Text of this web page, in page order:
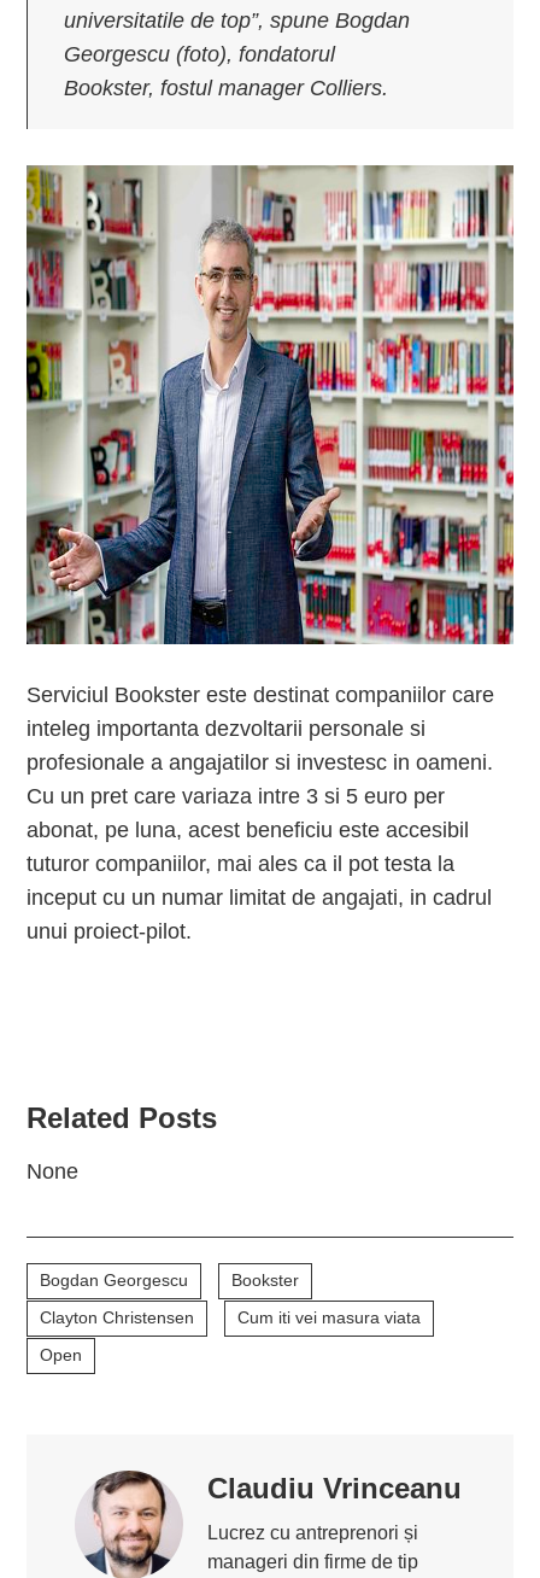
universitatile de top”, spune Bogdan
Georgescu (foto), fondatorul
Bookster, fostul manager Colliers.
Serviciul Bookster este destinat companiilor care
inteleg importanta dezvoltarii personale si
profesionale a angajatilor si investesc in oameni.
Cu un pret care variaza intre 3 si 5 euro per
abonat, pe luna, acest beneficiu este accesibil
tuturor companiilor, mai ales ca il pot testa la
inceput cu un numar limitat de angajati, in cadrul
unui proiect-pilot.
Related Posts
None
Bogdan Georgescu
Bookster
Clayton Christensen
Cum iti vei masura viata
Open
Claudiu Vrinceanu
Lucrez cu antreprenori și
manageri din firme de tip